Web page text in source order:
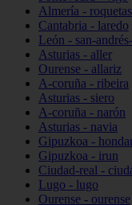
Almería -
Cantabria - laredo
León - san-
Asturias - aller
Ourense - allariz
A-coruña - ribeira
Asturias - siero
A-coruña - narón
Asturias - navia
Gipuzkoa -
Gipuzkoa - irun
Ciudad-real -
Lugo - lugo
Ourense - ourense